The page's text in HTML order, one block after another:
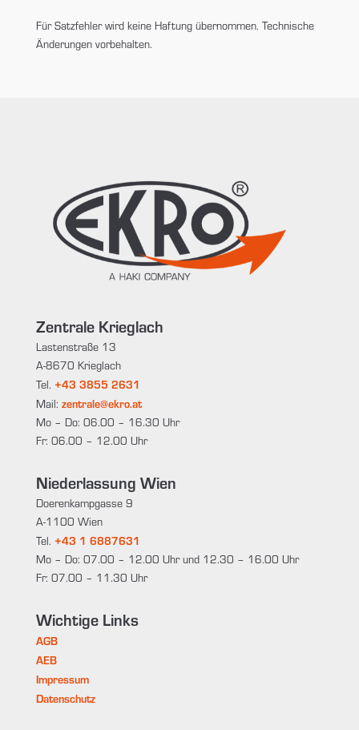
Für Satzfehler wird keine Haftung übernommen. Technische
Änderungen vorbehalten.
Zentrale Krieglach
Lastenstraße 13
A-8670 Krieglach
Tel. +43 3855 2631
Mail: zentrale@ekro.at
Mo – Do: 06.00 – 16.30 Uhr
Fr: 06.00 – 12.00 Uhr
Niederlassung Wien
Doerenkampgasse 9
A-1100 Wien
Tel. +43 1 6887631
Mo – Do: 07.00 – 12.00 Uhr und 12.30 – 16.00 Uhr
Fr: 07.00 – 11.30 Uhr
Wichtige Links
AGB
AEB
Impressum
Datenschutz